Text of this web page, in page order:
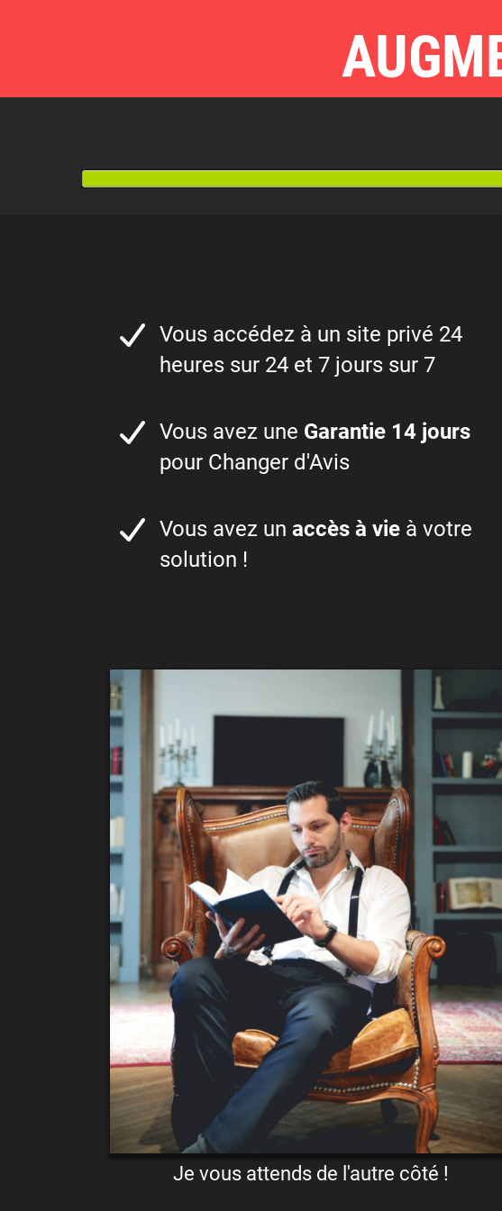
Vous accédez à un site privé 24
heures sur 24 et 7 jours sur 7
Vous avez une Garantie 14 jours
pour Changer d'Avis
Vous avez un accès à vie à votre
solution !
Je vous attends de l'autre côté !